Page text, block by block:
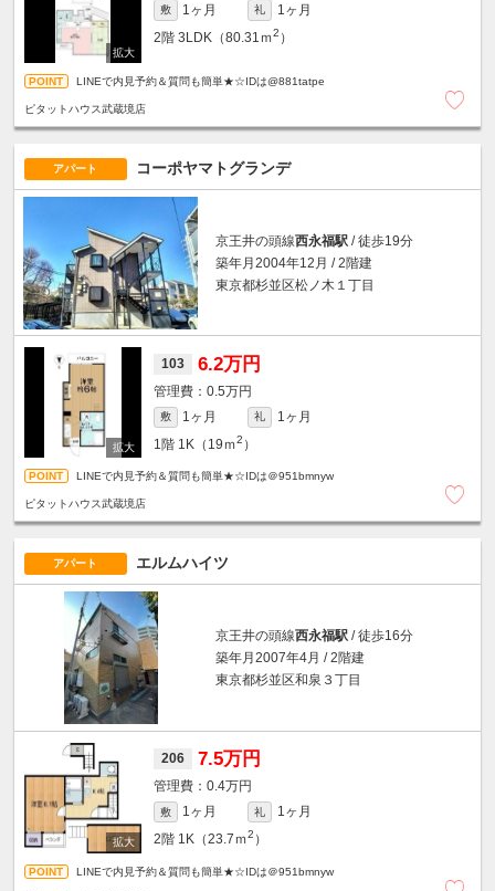
敷 1ヶ月 礼
1ヶ月
2階 3LDK（80.31ｍ2 ）
LINEで内見予約＆質問も簡単★☆IDは@881tatpe
ピタットハウス武蔵境店
アパート コーポヤマトグランデ
京王井の頭線西永福駅 / 徒歩19分
築年月2004年12月 / 2階建
東京都杉並区松ノ木１丁目
103 6.2万円
0.5万円
敷 1ヶ月 礼
1ヶ月
1階 1K（19ｍ2 ）
LINEで内見予約＆質問も簡単★☆IDは＠951bmnyw
ピタットハウス武蔵境店
アパート エルムハイツ
京王井の頭線西永福駅 / 徒歩16分
築年月2007年4月 / 2階建
東京都杉並区和泉３丁目
206 7.5万円
0.4万円
敷 1ヶ月 礼
1ヶ月
2階 1K（23.7ｍ2 ）
LINEで内見予約＆質問も簡単★☆IDは＠951bmnyw